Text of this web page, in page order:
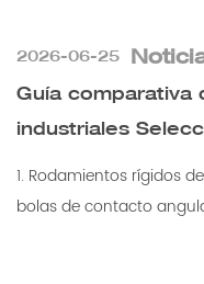
2026-06-25
Guía comparativa
industriales
1. Rodamientos rígidos
bolas de contacto